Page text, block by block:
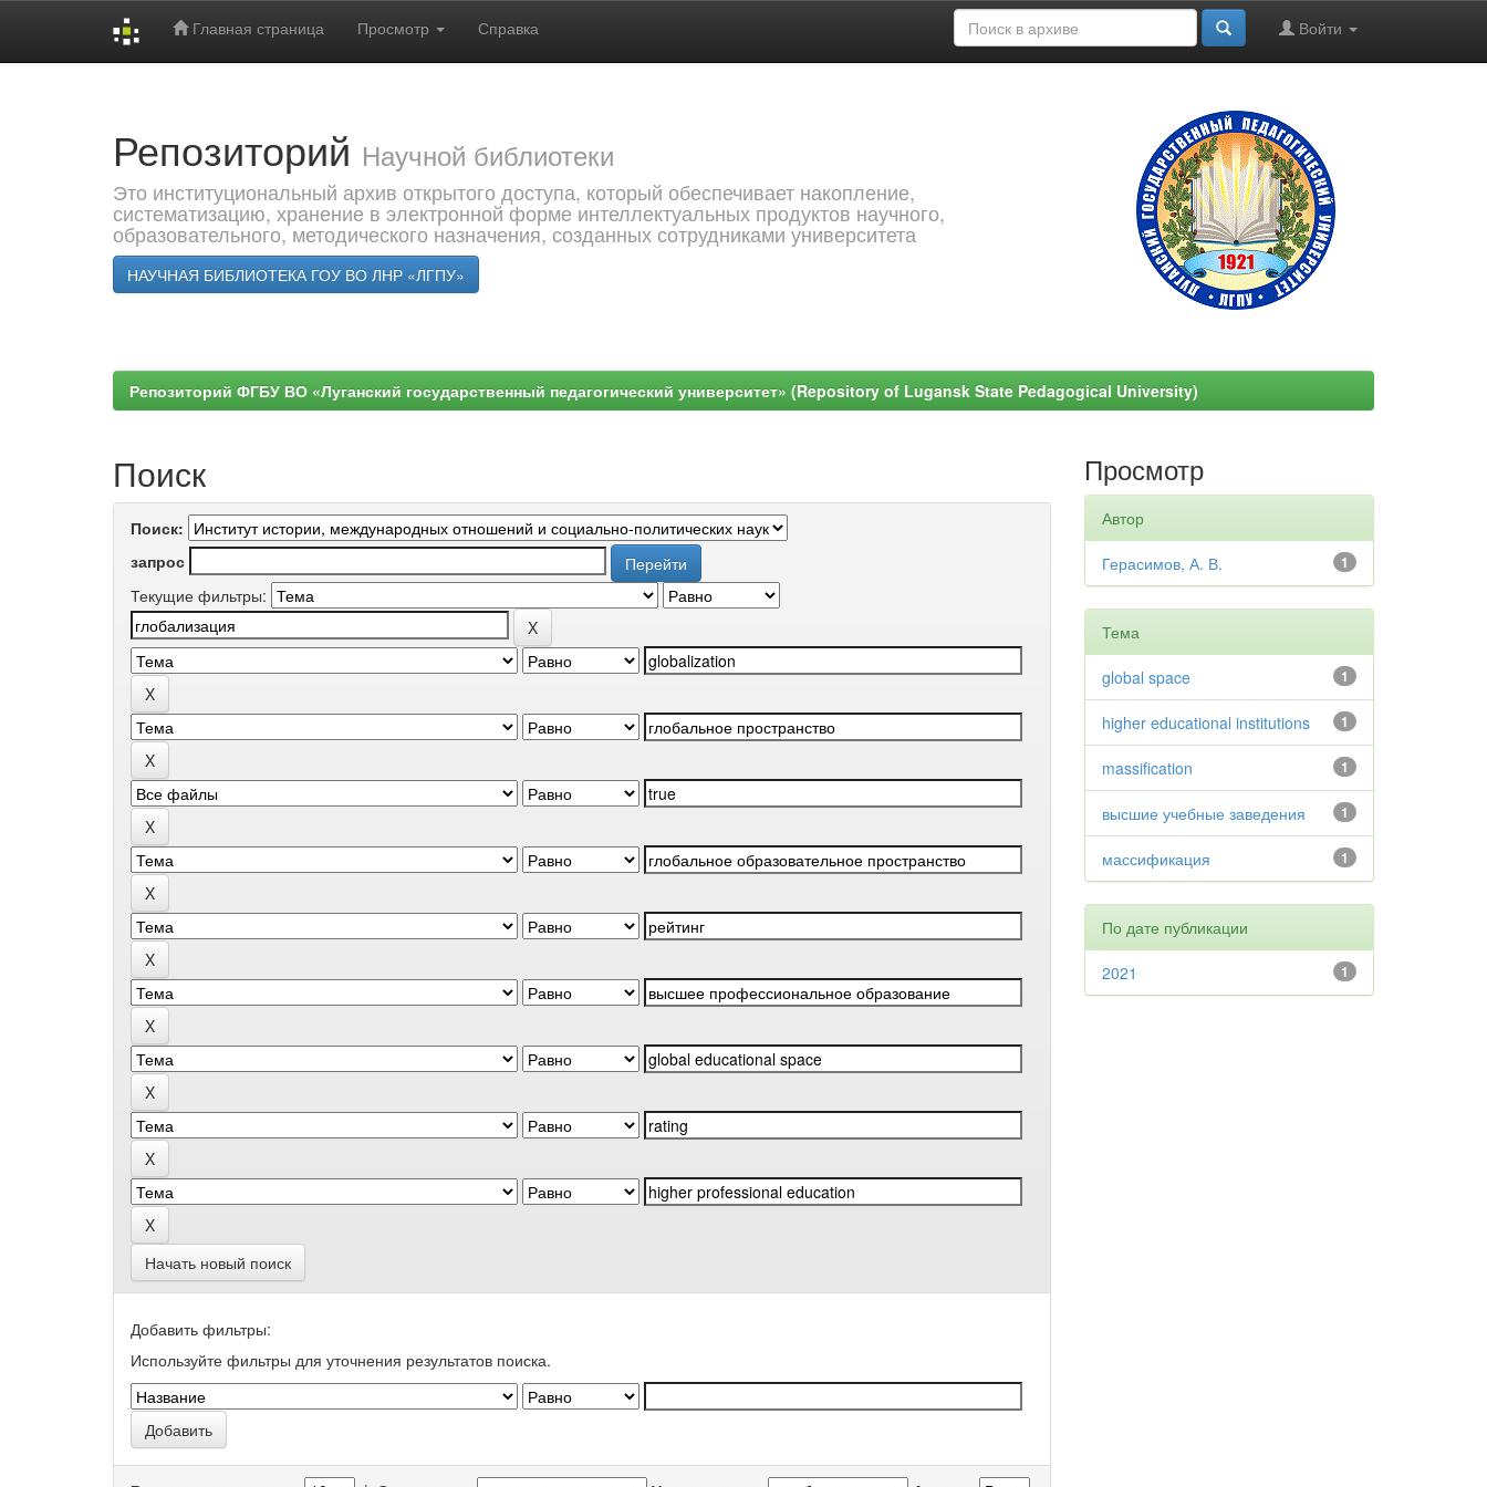
Главная страница Просмотр Справка Войти
Репозиторий Научной библиотеки
Это институциональный архив открытого доступа, который обеспечивает накопление,
систематизацию, хранение в электронной форме интеллектуальных продуктов научного,
образовательного, методического назначения, созданных сотрудниками университета
НАУЧНАЯ БИБЛИОТЕКА ГОУ ВО ЛНР «ЛГПУ»
Репозиторий ФГБУ ВО «Луганский государственный педагогический университет» (Repository of Lugansk State Pedagogical University)
Поиск
Поиск:
запрос
Текущие фильтры:
Начать новый поиск
Добавить фильтры:
Используйте фильтры для уточнения результатов поиска.
Просмотр
Автор
1
Герасимов, А. В.
Тема
1
global space
1
higher educational institutions
1
massification
1
высшие учебные заведения
1
массификация
По дате публикации
1
2021